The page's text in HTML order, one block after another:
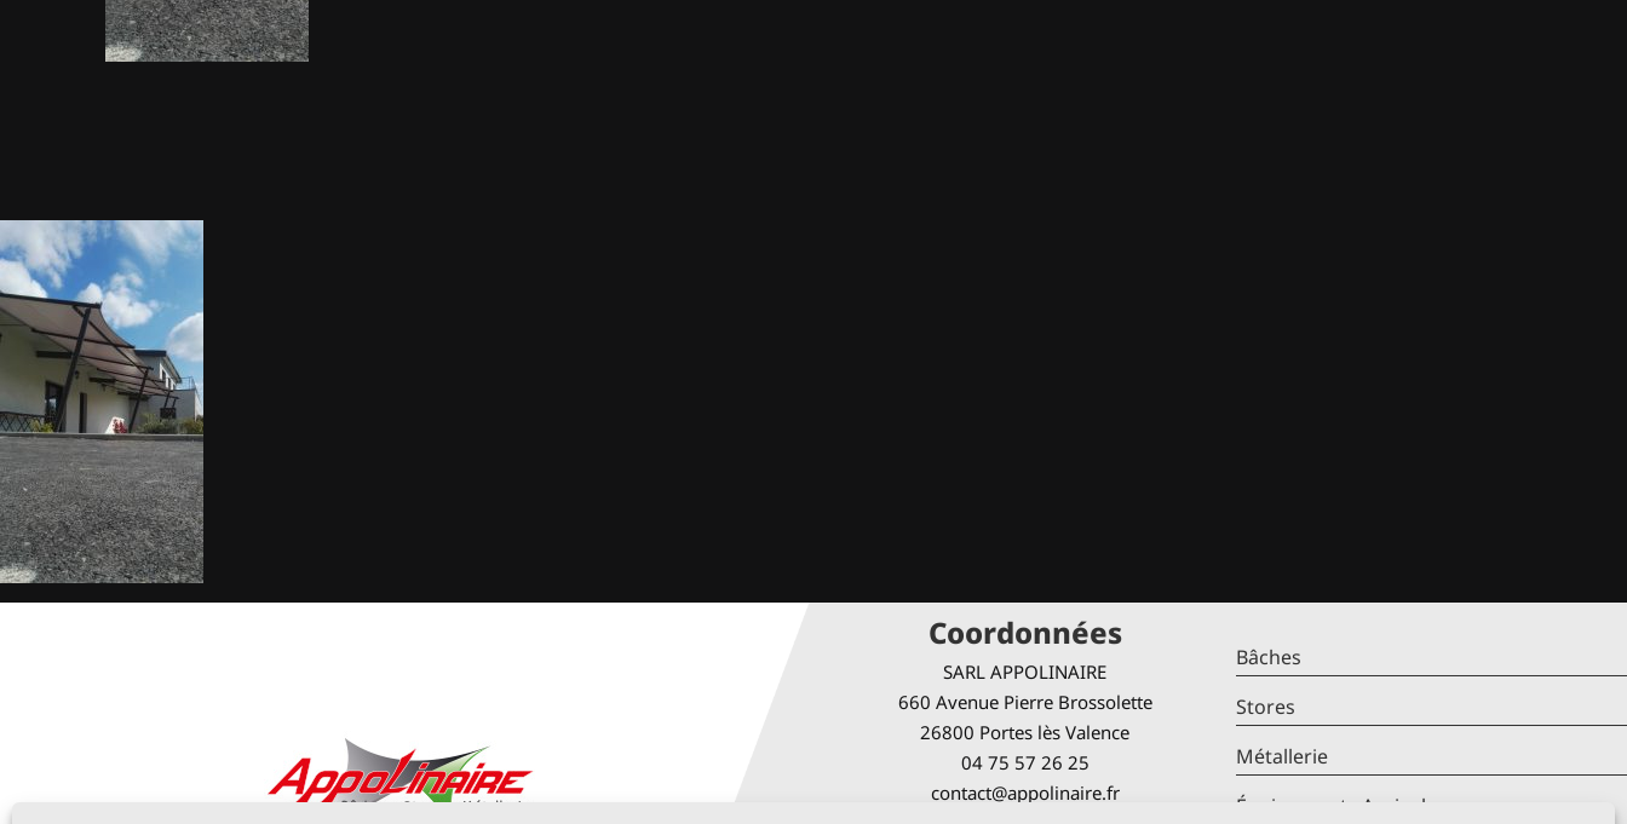
Coordonnées
SARL APPOLINAIRE
660 Avenue Pierre Brossolette
26800 Portes lès Valence
04 75 57 26 25
contact@appolinaire.fr
Bâches
Stores
Métallerie
Équipements Agricoles